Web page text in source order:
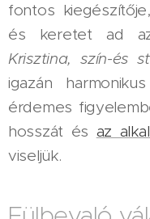
fontos
és keretet ad
Krisztina, szín-és
igazán
érdemes
hosszát és az
viseljük.